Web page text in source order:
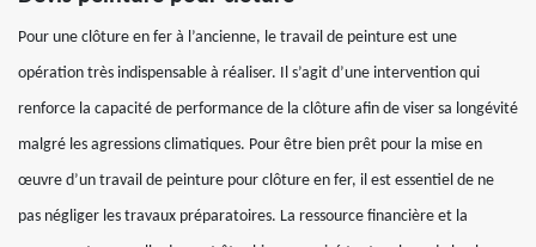
Pour une clôture en fer à l’ancienne, le travail de peinture est une
opération très indispensable à réaliser. Il s’agit d’une intervention qui
renforce la capacité de performance de la clôture afin de viser sa longévité
malgré les agressions climatiques. Pour être bien prêt pour la mise en
œuvre d’un travail de peinture pour clôture en fer, il est essentiel de ne
pas négliger les travaux préparatoires. La ressource financière et la